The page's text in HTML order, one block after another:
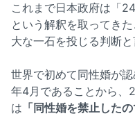
これまで日本政府は「
という解釈を取ってき
大な一石を投じる判断と
世界で初めて同性婚が
年4月であることから、
は 「同性婚を禁止した